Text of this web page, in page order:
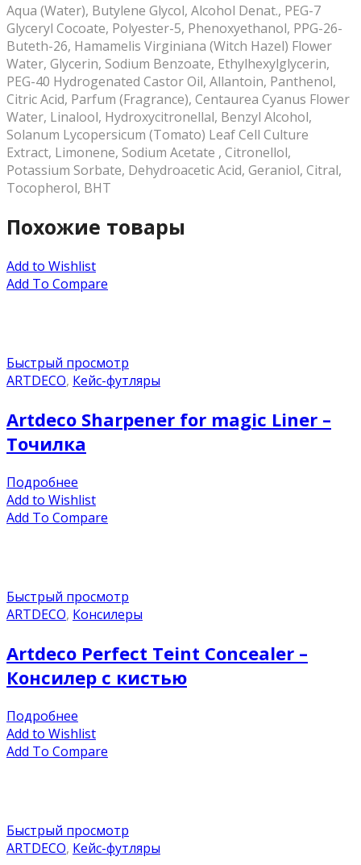
Aqua (Water), Butylene Glycol, Alcohol Denat., PEG-7
Glyceryl Cocoate, Polyester-5, Phenoxyethanol, PPG-26-
Buteth-26, Hamamelis Virginiana (Witch Hazel) Flower
Water, Glycerin, Sodium Benzoate, Ethylhexylglycerin,
PEG-40 Hydrogenated Castor Oil, Allantoin, Panthenol,
Citric Acid, Parfum (Fragrance), Centaurea Cyanus Flower
Water, Linalool, Hydroxycitronellal, Benzyl Alcohol,
Solanum Lycopersicum (Tomato) Leaf Cell Culture
Extract, Limonene, Sodium Acetate , Citronellol,
Potassium Sorbate, Dehydroacetic Acid, Geraniol, Citral,
Tocopherol, BHT
Похожие товары
Add to Wishlist
Add To Compare
Быстрый просмотр
ARTDECO, Кейс-футляры
Artdeco Sharpener for magic Liner –
Точилка
Подробнее
Add to Wishlist
Add To Compare
Быстрый просмотр
ARTDECO, Консилеры
Artdeco Perfect Teint Concealer –
Консилер с кистью
Подробнее
Add to Wishlist
Add To Compare
Быстрый просмотр
ARTDECO, Кейс-футляры